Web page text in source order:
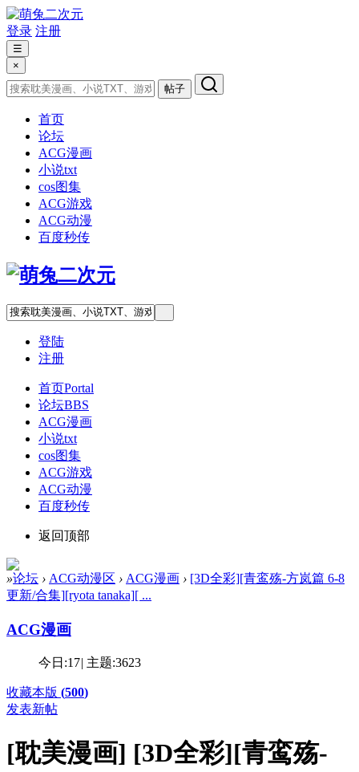
登录 注册
☰
×
帖子
首页
论坛
ACG漫画
小说txt
cos图集
ACG游戏
ACG动漫
百度秒传
登陆
注册
首页Portal
论坛BBS
ACG漫画
小说txt
cos图集
ACG游戏
ACG动漫
百度秒传
返回顶部
»论坛 › ACG动漫区 › ACG漫画 › [3D全彩][青鸾殇-方岚篇 6-8
更新/合集][ryota tanaka][ ...
ACG漫画
今日:17| 主题:3623
收藏本版 (500)
发表新帖
[耽美漫画] [3D全彩][青鸾殇-